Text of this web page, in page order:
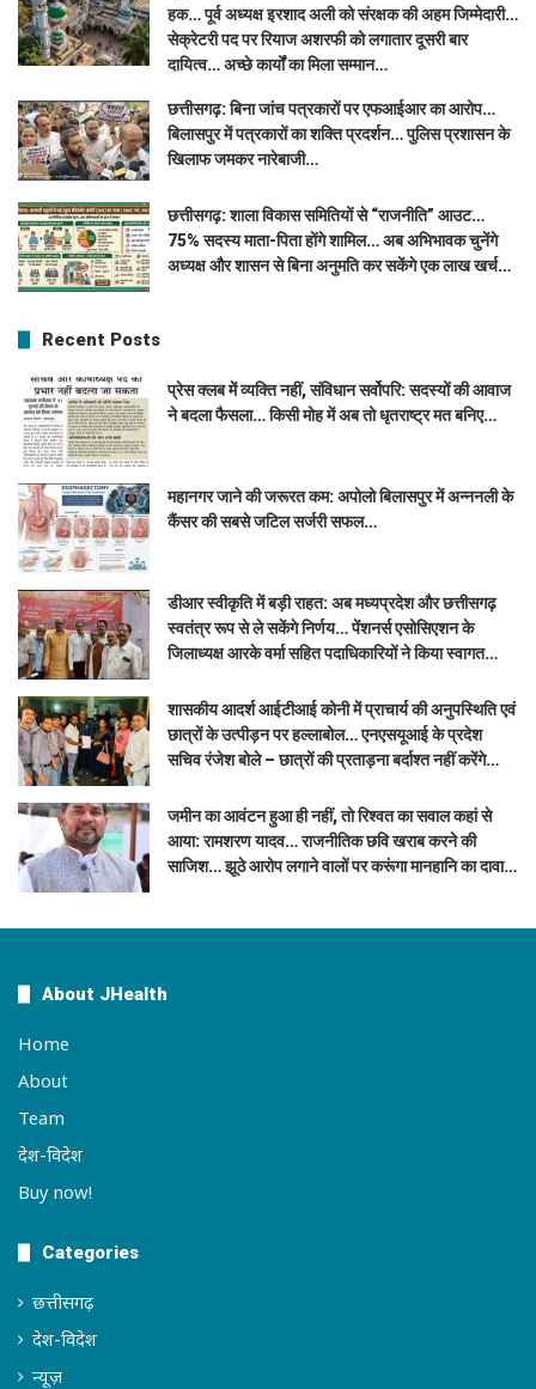
हक… पूर्व अध्यक्ष इरशाद अली को संरक्षक की अहम जिम्मेदारी…
सेक्रेटरी पद पर रियाज अशरफी को लगातार दूसरी बार
दायित्व… अच्छे कार्यों का मिला सम्मान…
छत्तीसगढ़: बिना जांच पत्रकारों पर एफआईआर का आरोप…
बिलासपुर में पत्रकारों का शक्ति प्रदर्शन… पुलिस प्रशासन के
खिलाफ जमकर नारेबाजी…
छत्तीसगढ़: शाला विकास समितियों से “राजनीति” आउट…
75% सदस्य माता-पिता होंगे शामिल… अब अभिभावक चुनेंगे
अध्यक्ष और शासन से बिना अनुमति कर सकेंगे एक लाख खर्च…
Recent Posts
प्रेस क्लब में व्यक्ति नहीं, संविधान सर्वोपरि: सदस्यों की आवाज
ने बदला फैसला… किसी मोह में अब तो धृतराष्ट्र मत बनिए…
महानगर जाने की जरूरत कम: अपोलो बिलासपुर में अन्ननली के
कैंसर की सबसे जटिल सर्जरी सफल…
डीआर स्वीकृति में बड़ी राहत: अब मध्यप्रदेश और छत्तीसगढ़
स्वतंत्र रूप से ले सकेंगे निर्णय… पेंशनर्स एसोसिएशन के
जिलाध्यक्ष आरके वर्मा सहित पदाधिकारियों ने किया स्वागत…
शासकीय आदर्श आईटीआई कोनी में प्राचार्य की अनुपस्थिति एवं
छात्रों के उत्पीड़न पर हल्लाबोल… एनएसयूआई के प्रदेश
सचिव रंजेश बोले – छात्रों की प्रताड़ना बर्दाश्त नहीं करेंगे…
जमीन का आवंटन हुआ ही नहीं, तो रिश्वत का सवाल कहां से
आया: रामशरण यादव… राजनीतिक छवि खराब करने की
साजिश… झूठे आरोप लगाने वालों पर करूंगा मानहानि का दावा…
About JHealth
Home
About
Team
देश-विदेश
Buy now!
Categories
छत्तीसगढ़
देश-विदेश
न्यूज़